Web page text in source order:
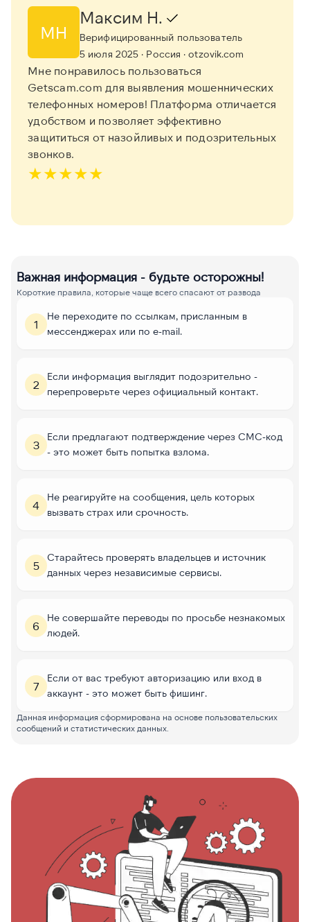
МН
Максим Н.
Верифицированный пользователь
5 июля 2025 · Россия · otzovik.com
Мне понравилось пользоваться
Getscam.com для выявления мошеннических
телефонных номеров! Платформа отличается
удобством и позволяет эффективно
защититься от назойливых и подозрительных
звонков.
★★★★★
Важная информация - будьте осторожны!
Короткие правила, которые чаще всего спасают от развода
1
Не переходите по ссылкам, присланным в
мессенджерах или по e-mail.
2
Если информация выглядит подозрительно -
перепроверьте через официальный контакт.
3
Если предлагают подтверждение через СМС-код
- это может быть попытка взлома.
4
Не реагируйте на сообщения, цель которых
вызвать страх или срочность.
5
Старайтесь проверять владельцев и источник
данных через независимые сервисы.
6
Не совершайте переводы по просьбе незнакомых
людей.
7
Если от вас требуют авторизацию или вход в
аккаунт - это может быть фишинг.
Данная информация сформирована на основе пользовательских
сообщений и статистических данных.